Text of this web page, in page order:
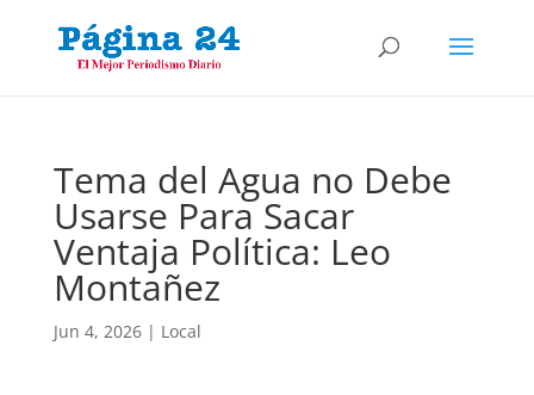
Tema del Agua no Debe
Usarse Para Sacar
Ventaja Política: Leo
Montañez
Jun 4, 2026| Local